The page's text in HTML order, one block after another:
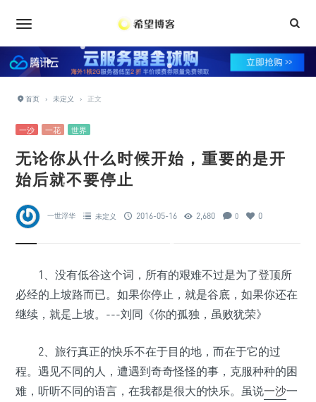
首页 › 未定义 › 正文
一沙 一花 世界
无论你从什么时候开始，重要的是开
始后就不要停止
一世浮华 未定义 2016-05-16 2,680 0 0
1、没有低谷这个词，所有的艰难不过是为了登顶所
必经的上坡路而已。如果你停止，就是谷底，如果你还在
继续，就是上坡。---刘同《你的孤独，虽败犹荣》
2、旅行真正的快乐不在于目的地，而在于它的过
程。遇见不同的人，遭遇到奇奇怪怪的事，克服种种的困
难，听听不同的语言，在我都是很大的快乐。虽说一沙一
• •
•
•
•
•
•
•
•
•
•
•
•
•